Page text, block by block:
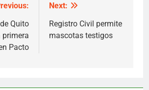
Quito
primera
Pacto
Next:
Registro Civil permite
mascotas testigos